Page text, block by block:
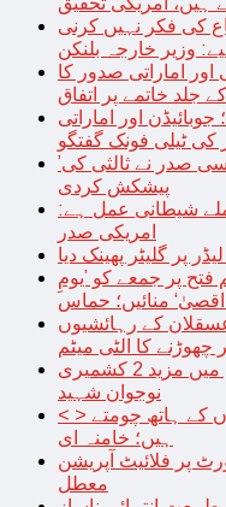
کی فکر نہیں کرنی
وزیر خارجہ بلنکن
اور اماراتی صدور کا
جلد خاتمے پر اتفاق
اور اماراتی
کی ٹیلی فونک گفتگو
’آزاد ریاست فلسطینیوں کا حق ہے‘؛ روسی صدر نے ثالثی کی
پیشکش کردی
شیطانی عمل ہے:
امریکی صدر
پر گلیٹر پھینک دیا
پر جمعے کو ’یومِ
منائیں؛ حماس
کے رہائشیوں
کا الٹی میٹم
بھارتی فوج کی ریاستی دہشت گردی میں مزید 2 کشمیری
نوجوان شہید
< > صیہونی حکومت پر حملہ کرنے والوں کے ہاتھ چومتے
ہیں؛ خامنہ ای
پر فلائیٹ آپریشن
معطل